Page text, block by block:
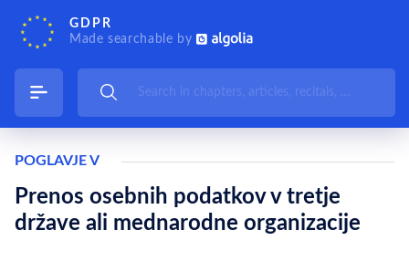
GDPR
Made searchable by
POGLAVJE V
Prenos osebnih podatkov v tretje
države ali mednarodne organizacije